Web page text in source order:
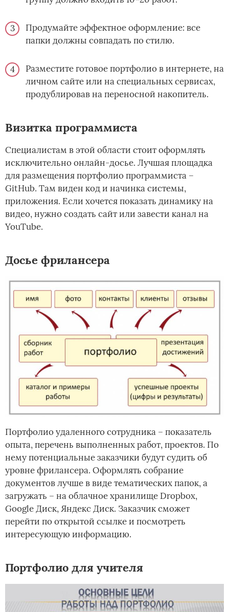
Продумайте эффектное оформление: все
папки должны совпадать по стилю.
Разместите готовое портфолио в интернете, на
личном сайте или на специальных сервисах,
продублировав на переносной накопитель.
Визитка программиста
Специалистам в этой области стоит оформлять
исключительно онлайн-досье. Лучшая площадка
для размещения портфолио программиста –
GitHub. Там виден код и начинка системы,
приложения. Если хочется показать динамику на
видео, нужно создать сайт или завести канал на
YouTube.
Досье фрилансера
Портфолио удаленного сотрудника – показатель
опыта, перечень выполненных работ, проектов. По
нему потенциальные заказчики будут судить об
уровне фрилансера. Оформлять собрание
документов лучше в виде тематических папок, а
загружать – на облачное хранилище Dropbox,
Google Диск, Яндекс Диск. Заказчик сможет
перейти по открытой ссылке и посмотреть
интересующую информацию.
Портфолио для учителя